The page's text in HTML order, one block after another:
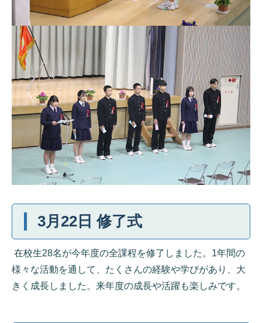
3月22日 修了式
在校生28名が今年度の全課程を修了しました。1年間の
様々な活動を通して、たくさんの経験や学びがあり、大
きく成長しました。来年度の成長や活躍も楽しみです。